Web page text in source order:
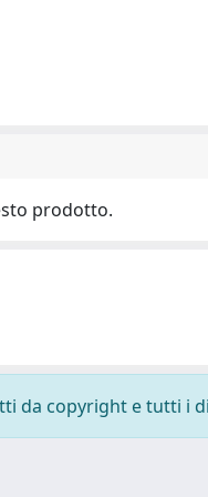
prodotto.
da copyright e tutti i